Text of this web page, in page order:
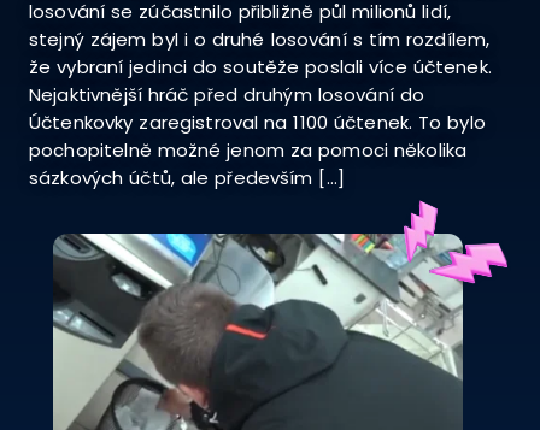
losování se zúčastnilo přibližně půl milionů lidí,
stejný zájem byl i o druhé losování s tím rozdílem,
že vybraní jedinci do soutěže poslali více účtenek.
Nejaktivnější hráč před druhým losování do
Účtenkovky zaregistroval na 1100 účtenek. To bylo
pochopitelně možné jenom za pomoci několika
sázkových účtů, ale především […]